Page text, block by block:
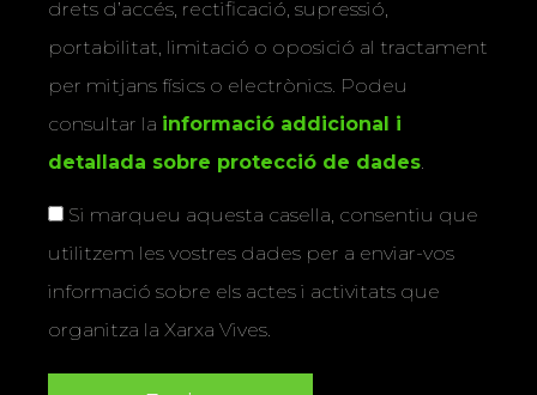
drets d’accés, rectificació, supressió,
portabilitat, limitació o oposició al tractament
per mitjans físics o electrònics. Podeu
consultar la informació addicional i
detallada sobre protecció de dades.
Si marqueu aquesta casella, consentiu que
utilitzem les vostres dades per a enviar-vos
informació sobre els actes i activitats que
organitza la Xarxa Vives.